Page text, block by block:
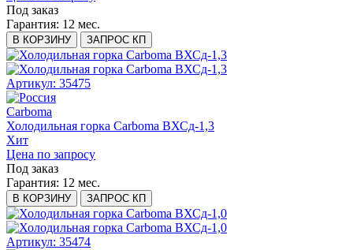
Под заказ
Гарантия: 12 мес.
В КОРЗИНУ ЗАПРОС КП
Артикул: 35475
Carboma
Холодильная горка Carboma ВХСд-1,3
Хит
Цена по запросу
Под заказ
Гарантия: 12 мес.
В КОРЗИНУ ЗАПРОС КП
Артикул: 35474